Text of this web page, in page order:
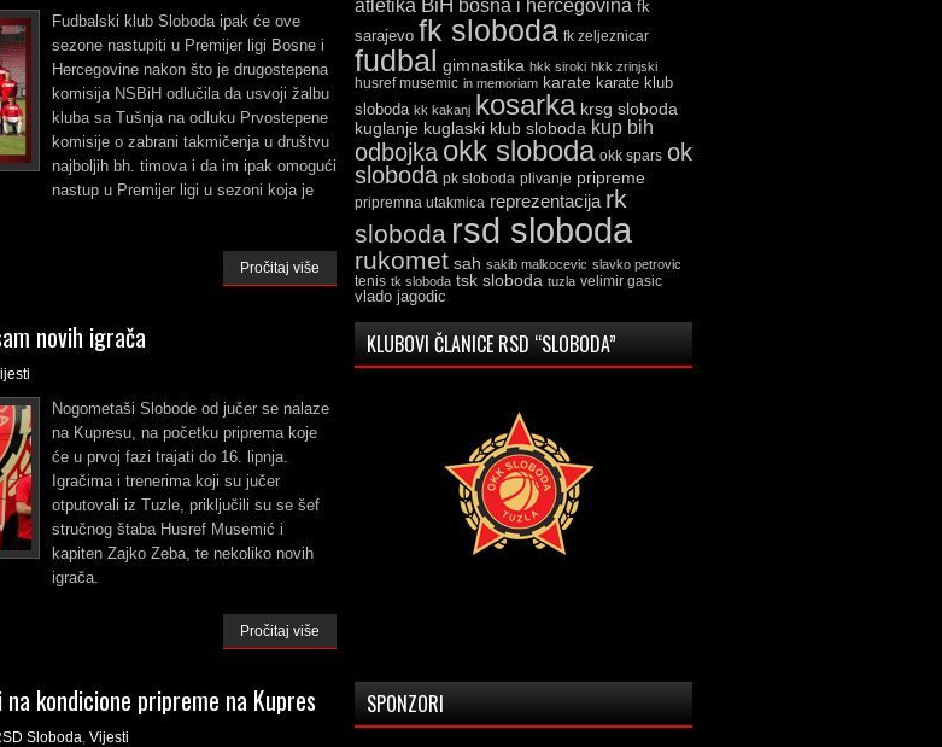
Fudbalski klub Sloboda ipak će ove
sezone nastupiti u Premijer ligi Bosne i
Hercegovine nakon što je drugostepena
komisija NSBiH odlučila da usvoji žalbu
kluba sa Tušnja na odluku Prvostepene
komisije o zabrani takmičenja u društvu
najboljih bh. timova i da im ipak omogući
nastup u Premijer ligi u sezoni koja je
Pročitaj više
novih igrača
Nogometaši Slobode od jučer se nalaze
na Kupresu, na početku priprema koje
će u prvoj fazi trajati do 16. lipnja.
Igračima i trenerima koji su jučer
otputovali iz Tuzle, priključili su se šef
stručnog štaba Husref Musemić i
kapiten Zajko Zeba, te nekoliko novih
igrača.
Pročitaj više
kondicione pripreme na Kupres
Sloboda, Vijesti
atletika BiH bosna i hercegovina fk
sarajevo fk sloboda fk zeljeznicar
fudbal gimnastika hkk siroki hkk zrinjski
husref musemic in memoriam karate karate klub
sloboda kk kakanj kosarka krsg sloboda
kuglanje kuglaski klub sloboda kup bih
odbojka okk sloboda okk spars ok
sloboda pk sloboda plivanje pripreme
pripremna utakmica reprezentacija rk
sloboda rsd sloboda
rukomet sah sakib malkocevic slavko petrovic
tenis tk sloboda tsk sloboda tuzla velimir gasic
vlado jagodic
KLUBOVI ČLANICE RSD “SLOBODA”
SPONZORI